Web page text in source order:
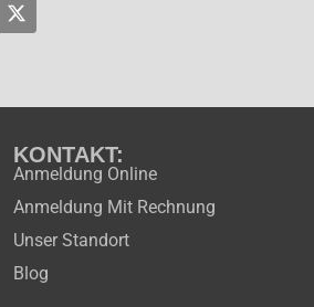
X-
twitter
KONTAKT:
Anmeldung Online
Anmeldung Mit Rechnung
Unser Standort
Blog